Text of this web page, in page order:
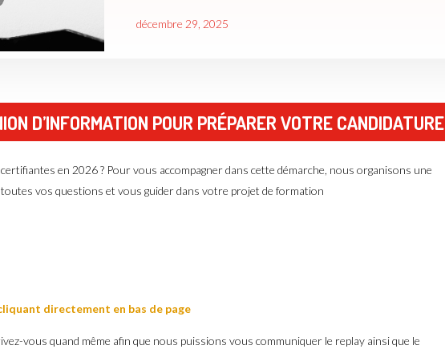
décembre 29, 2025
D’INFORMATION POUR PRÉPARER VOTRE CANDIDATURE
en 2026 ? Pour vous accompagner dans cette démarche, nous organisons une
vos questions et vous guider dans votre projet de formation
directement en bas de page
vous quand même afin que nous puissions vous communiquer le replay ainsi que le